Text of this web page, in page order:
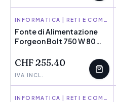
FORGEON
POCHI PEZZI
Fonte di Alimentazione
Forgeon Bolt 750 W 80
CHF 255.40
IVA INCL.
SONICWALL